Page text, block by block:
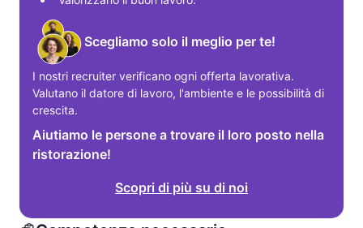
Scegliamo solo il meglio per te!
I nostri recruiter verificano ogni offerta lavorativa.
Valutano il datore di lavoro, l'ambiente e le possibilità di
crescita.
Aiutiamo le persone a trovare il loro posto nella
ristorazione!
Scopri di più su di noi